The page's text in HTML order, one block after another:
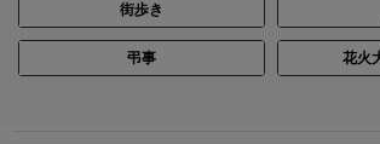
身長：156cm
街歩き
弔事 花火